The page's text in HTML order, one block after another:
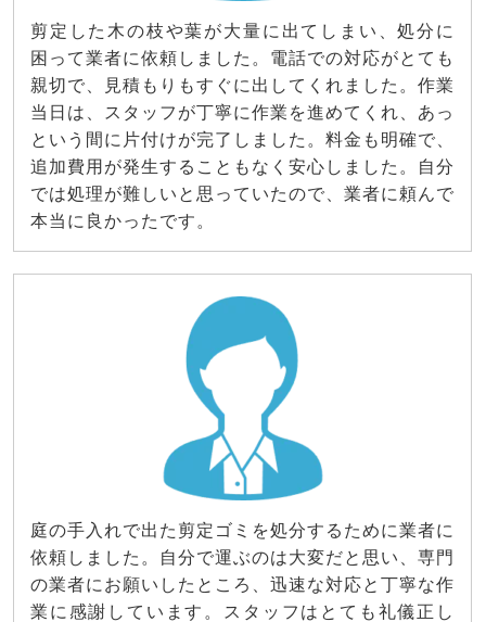
剪定した木の枝や葉が大量に出てしまい、処分に
困って業者に依頼しました。電話での対応がとても
親切で、見積もりもすぐに出してくれました。作業
当日は、スタッフが丁寧に作業を進めてくれ、あっ
という間に片付けが完了しました。料金も明確で、
追加費用が発生することもなく安心しました。自分
では処理が難しいと思っていたので、業者に頼んで
本当に良かったです。
庭の手入れで出た剪定ゴミを処分するために業者に
依頼しました。自分で運ぶのは大変だと思い、専門
の業者にお願いしたところ、迅速な対応と丁寧な作
業に感謝しています。スタッフはとても礼儀正し